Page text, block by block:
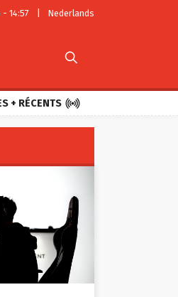
14:57 Nederlands

+ RÉCENTS 